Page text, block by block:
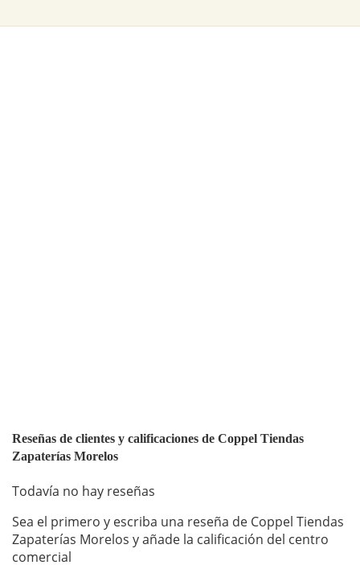
Reseñas de clientes y calificaciones de Coppel Tiendas
Zapaterías Morelos
Todavía no hay reseñas
Sea el primero y escriba una reseña de Coppel Tiendas
Zapaterías Morelos y añade la calificación del centro
comercial